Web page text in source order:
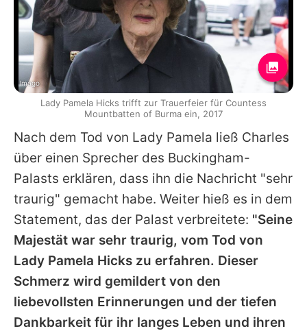
Nach dem Tod von Lady Pamela ließ Charles
über einen Sprecher des Buckingham-
Palasts erklären, dass ihn die Nachricht "sehr
traurig" gemacht habe. Weiter hieß es in dem
Statement, das der Palast verbreitete: "Seine
Majestät war sehr traurig, vom Tod von
Lady Pamela Hicks zu erfahren. Dieser
Schmerz wird gemildert von den
liebevollsten Erinnerungen und der tiefen
Dankbarkeit für ihr langes Leben und ihren
Imago
Lady Pamela Hicks trifft zur Trauerfeier für Countess
Mountbatten of Burma ein, 2017